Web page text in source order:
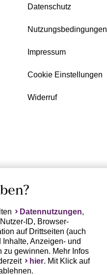
Datenschutz
Nutzungsbedingungen
Impressum
Cookie Einstellungen
Widerruf
Datennutzungen,
ID, Browser-
auf Drittseiten (auch
Anzeigen- und
zu gewinnen. Mehr Infos
hier. Mit Klick auf